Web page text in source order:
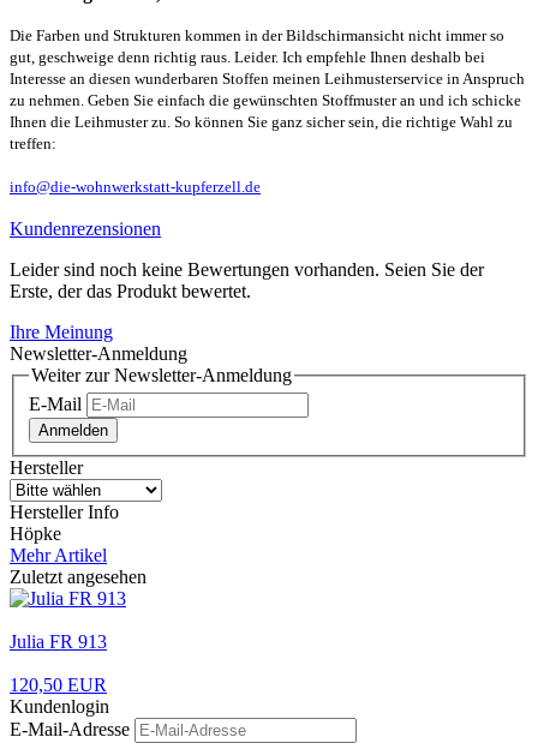
Die Farben und Strukturen kommen in der Bildschirmansicht nicht immer so
gut, geschweige denn richtig raus. Leider. Ich empfehle Ihnen deshalb bei
Interesse an diesen wunderbaren Stoffen meinen Leihmusterservice in Anspruch
zu nehmen. Geben Sie einfach die gewünschten Stoffmuster an und ich schicke
Ihnen die Leihmuster zu. So können Sie ganz sicher sein, die richtige Wahl zu
treffen:
info@die-wohnwerkstatt-kupferzell.de
Kundenrezensionen
Leider sind noch keine Bewertungen vorhanden. Seien Sie der
Erste, der das Produkt bewertet.
Ihre Meinung
Newsletter-Anmeldung
Weiter zur Newsletter-Anmeldung
E-Mail
Anmelden
Hersteller
Hersteller Info
Höpke
Mehr Artikel
Zuletzt angesehen
Julia FR 913
120,50 EUR
Kundenlogin
E-Mail-Adresse